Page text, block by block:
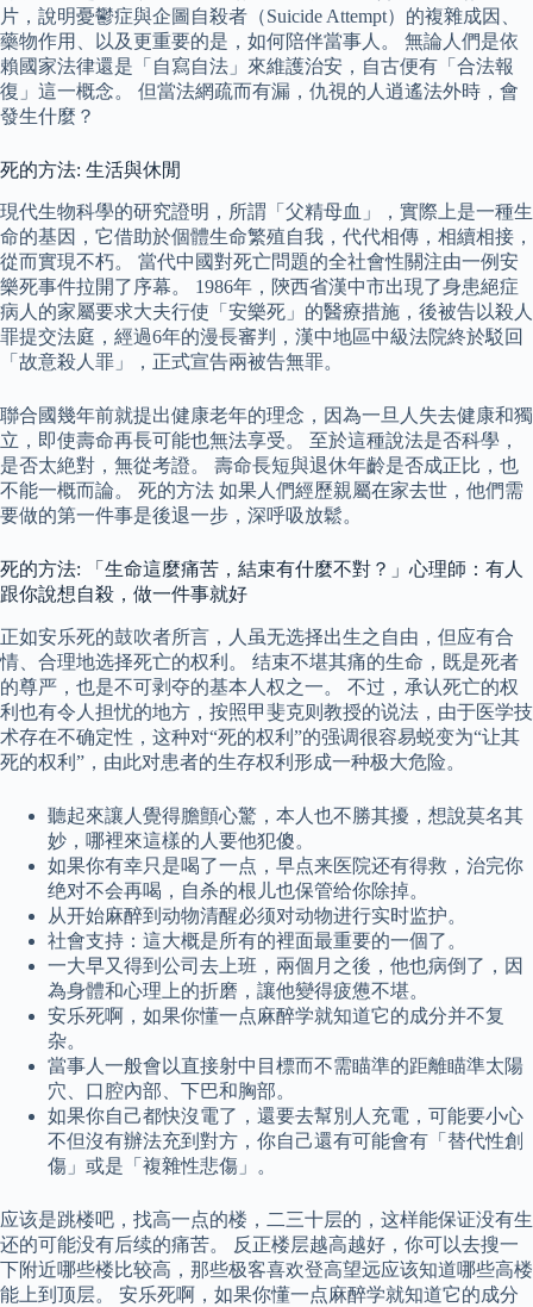
片，說明憂鬱症與企圖自殺者（Suicide Attempt）的複雜成因、
藥物作用、以及更重要的是，如何陪伴當事人。 無論人們是依
賴國家法律還是「自寫自法」來維護治安，自古便有「合法報
復」這一概念。 但當法網疏而有漏，仇視的人逍遙法外時，會
發生什麼？
死的方法: 生活與休閒
現代生物科學的研究證明，所謂「父精母血」，實際上是一種生
命的基因，它借助於個體生命繁殖自我，代代相傳，相續相接，
從而實現不朽。 當代中國對死亡問題的全社會性關注由一例安
樂死事件拉開了序幕。 1986年，陝西省漢中市出現了身患絕症
病人的家屬要求大夫行使「安樂死」的醫療措施，後被告以殺人
罪提交法庭，經過6年的漫長審判，漢中地區中級法院終於駁回
「故意殺人罪」，正式宣告兩被告無罪。
聯合國幾年前就提出健康老年的理念，因為一旦人失去健康和獨
立，即使壽命再長可能也無法享受。 至於這種說法是否科學，
是否太絶對，無從考證。 壽命長短與退休年齡是否成正比，也
不能一概而論。 死的方法 如果人們經歷親屬在家去世，他們需
要做的第一件事是後退一步，深呼吸放鬆。
死的方法: 「生命這麼痛苦，結束有什麼不對？」心理師：有人
跟你說想自殺，做一件事就好
正如安乐死的鼓吹者所言，人虽无选择出生之自由，但应有合
情、合理地选择死亡的权利。 结束不堪其痛的生命，既是死者
的尊严，也是不可剥夺的基本人权之一。 不过，承认死亡的权
利也有令人担忧的地方，按照甲斐克则教授的说法，由于医学技
术存在不确定性，这种对“死的权利”的强调很容易蜕变为“让其
死的权利”，由此对患者的生存权利形成一种极大危险。
聽起來讓人覺得膽顫心驚，本人也不勝其擾，想說莫名其
妙，哪裡來這樣的人要他犯傻。
如果你有幸只是喝了一点，早点来医院还有得救，治完你
绝对不会再喝，自杀的根儿也保管给你除掉。
从开始麻醉到动物清醒必须对动物进行实时监护。
社會支持：這大概是所有的裡面最重要的一個了。
一大早又得到公司去上班，兩個月之後，他也病倒了，因
為身體和心理上的折磨，讓他變得疲憊不堪。
安乐死啊，如果你懂一点麻醉学就知道它的成分并不复
杂。
當事人一般會以直接射中目標而不需瞄準的距離瞄準太陽
穴、口腔內部、下巴和胸部。
如果你自己都快沒電了，還要去幫別人充電，可能要小心
不但沒有辦法充到對方，你自己還有可能會有「替代性創
傷」或是「複雜性悲傷」。
应该是跳楼吧，找高一点的楼，二三十层的，这样能保证没有生
还的可能没有后续的痛苦。 反正楼层越高越好，你可以去搜一
下附近哪些楼比较高，那些极客喜欢登高望远应该知道哪些高楼
能上到顶层。 安乐死啊，如果你懂一点麻醉学就知道它的成分